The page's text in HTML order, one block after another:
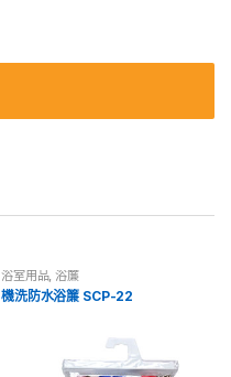
浴室用品,浴簾
機洗防水浴簾 SCP-22